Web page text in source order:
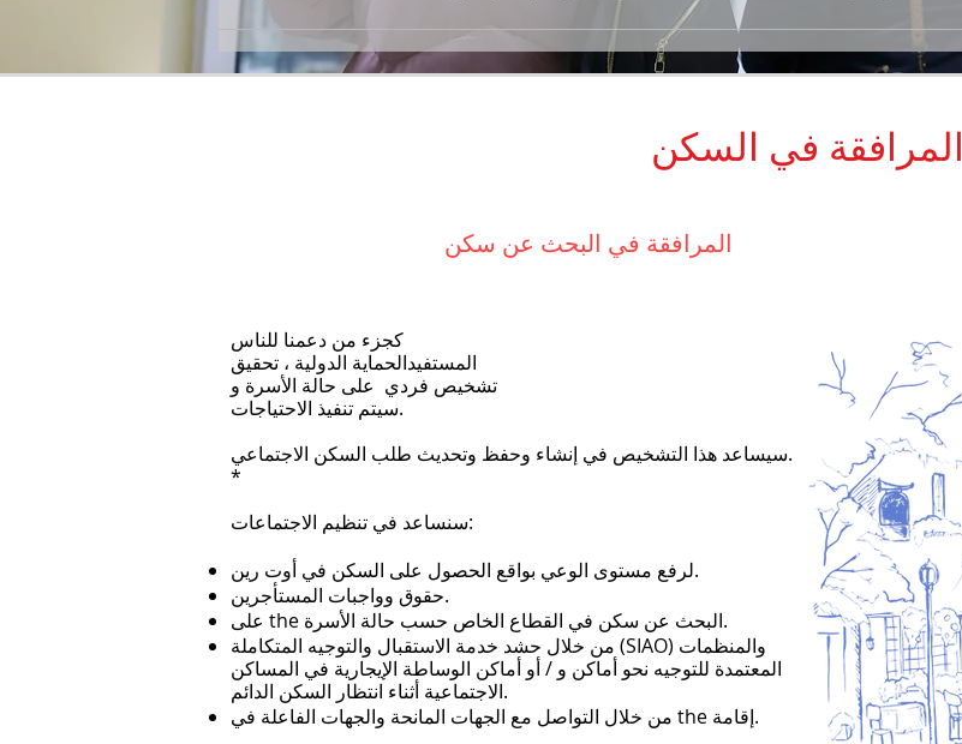
المرافقة في السكن
المرافقة في البحث عن سكن
كجزء من دعمنا للناس
المستفيدالحماية الدولية ، تحقيق
تشخيص فردي على حالة الأسرة و
سيتم تنفيذ الاحتياجات.
سيساعد هذا التشخيص في إنشاء وحفظ وتحديث طلب السكن الاجتماعي.
*
سنساعد في تنظيم الاجتماعات:
لرفع مستوى الوعي بواقع الحصول على السكن في أوت رين.
حقوق وواجبات المستأجرين.
على the
البحث عن سكن في القطاع الخاص حسب حالة الأسرة.
من خلال حشد خدمة الاستقبال والتوجيه المتكاملة (SIAO) والمنظمات
المعتمدة للتوجيه نحو أماكن و / أو أماكن الوساطة الإيجارية في المساكن
الاجتماعية أثناء انتظار السكن الدائم.
من خلال التواصل مع الجهات المانحة والجهات الفاعلة في the
إقامة.